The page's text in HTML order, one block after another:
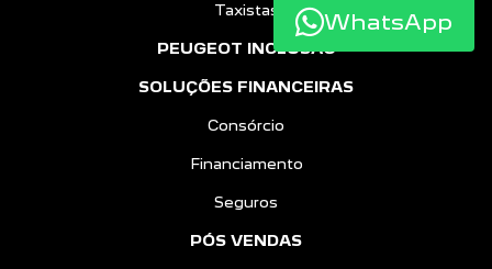
Taxistas
PEUGEOT INCLUSÃO
SOLUÇÕES FINANCEIRAS
Consórcio
Financiamento
Seguros
PÓS VENDAS
WhatsApp